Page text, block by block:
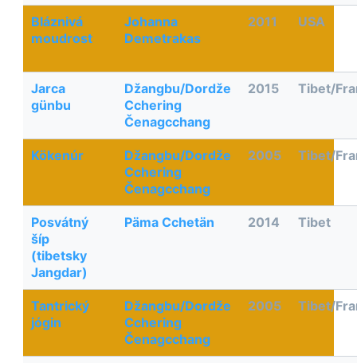
Bláznivá
moudrost
Johanna
Demetrakas
2011 USA
Jarca
günbu
Džangbu/Dordže
Cchering
Čenagcchang
2015 Tibet/
Kökenúr
Džangbu/Dordže
Cchering
Čenagcchang
2005 Tibet/
Posvátný
šíp
(tibetsky
Jangdar)
Päma Cchetän 2014 Tibet
Tantrický
jógin
Džangbu/Dordže
Cchering
Čenagcchang
2005 Tibet/